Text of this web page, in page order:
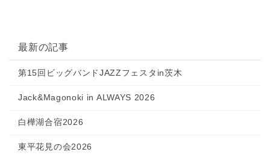
最新の記事
第15回ビッグバンドJAZZフェスタin茨木
Jack&Magonoki in ALWAYS 2026
白樺湖合宿2026
東平花見の会2026